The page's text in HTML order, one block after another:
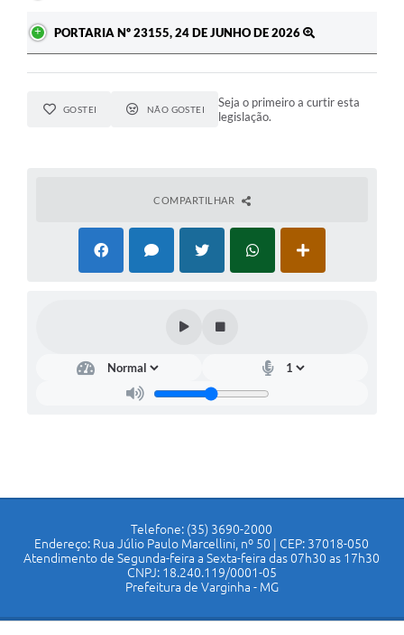
PORTARIA Nº 23155, 24 DE JUNHO DE 2026
GOSTEI NÃO GOSTEI
Seja o primeiro a curtir esta
legislação.
COMPARTILHAR
Telefone: (35) 3690-2000
Endereço: Rua Júlio Paulo Marcellini, nº 50 | CEP: 37018-050
Atendimento de Segunda-feira a Sexta-feira das 07h30 as 17h30
CNPJ: 18.240.119/0001-05
Prefeitura de Varginha - MG